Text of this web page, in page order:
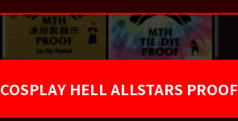
COSPLAY HELL ALLSTARS PROOF